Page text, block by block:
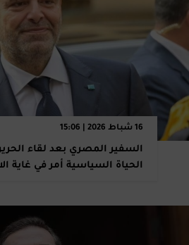
16 شباط 2026 | 15:06
السفير المصري بعد لقاء
الحياة السياسية أمر في غاية